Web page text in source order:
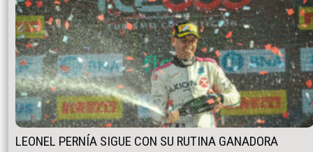
LEONEL PERNÍA SIGUE CON SU RUTINA GANADORA